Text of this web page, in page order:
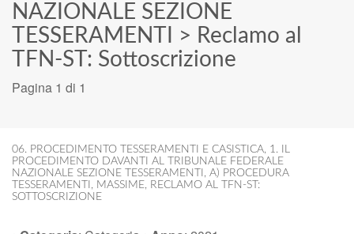
NAZIONALE SEZIONE
TESSERAMENTI
> Reclamo al
TFN-ST: Sottoscrizione
Pagina 1 di 1
06. PROCEDIMENTO TESSERAMENTI E CASISTICA, 1. IL
PROCEDIMENTO DAVANTI AL TRIBUNALE FEDERALE
NAZIONALE SEZIONE TESSERAMENTI , A) PROCEDURA
TESSERAMENTI , MASSIME, RECLAMO AL TFN-ST:
SOTTOSCRIZIONE